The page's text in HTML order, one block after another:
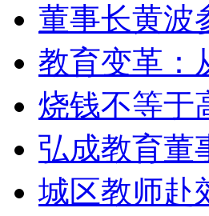
董事长黄波
教育变革：
烧钱不等于
弘成教育董
城区教师赴